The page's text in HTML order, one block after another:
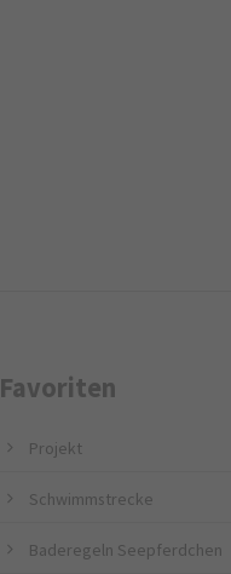
Favoriten
Projekt
Schwimmstrecke
Baderegeln Seepferdchen